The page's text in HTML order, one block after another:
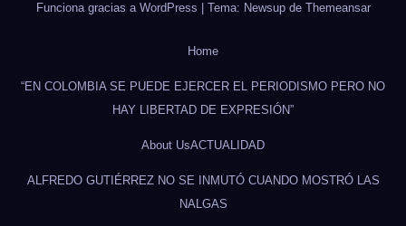
Funciona gracias a WordPress Tema: Newsup de Themeansar
Home
“EN COLOMBIA SE PUEDE EJERCER EL PERIODISMO PERO NO
HAY LIBERTAD DE EXPRESIÓN”
About UsACTUALIDAD
ALFREDO GUTIÉRREZ NO SE INMUTÓ CUANDO MOSTRÓ LAS
NALGAS